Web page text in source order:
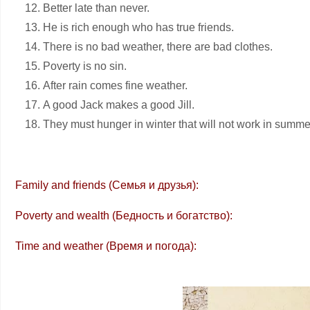
Better late than never.
He is rich enough who has true friends.
There is no bad weather, there are bad clothes.
Poverty is no sin.
After rain comes fine weather.
A good Jack makes a good Jill.
They must hunger in winter that will not work in
Family and friends (Семья и друзья):
Poverty and wealth (Бедность и богатство):
Time and weather (Время и погода):